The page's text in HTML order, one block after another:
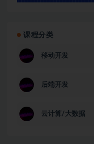
课程分类
移动开发
后端开发
云计算/大数据